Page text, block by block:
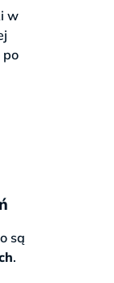
–
w
po
są
.